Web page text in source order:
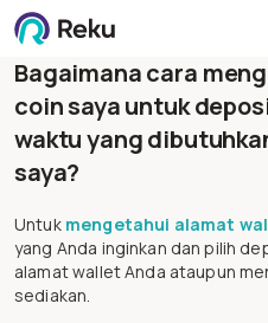
Investasi
Market
Learning Hub
Keamanan
Lainnya
Unduh
Bagaimana cara
coin saya untuk
waktu yang
saya?
Untuk mengetahui alamat
yang Anda inginkan dan pilih
alamat wallet Anda ataupun
sediakan.